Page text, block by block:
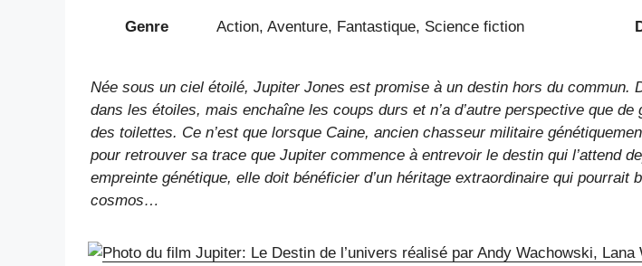
Genre Action, Aventure, Fantastique, Science fiction
Née sous un ciel étoilé, Jupiter Jones est promise à un destin hors du commun.
dans les étoiles, mais enchaîne les coups durs et n’a d’autre perspective que
des toilettes. Ce n’est que lorsque Caine, ancien chasseur militaire
pour retrouver sa trace que Jupiter commence à entrevoir le destin qui l’attend
empreinte génétique, elle doit bénéficier d’un héritage extraordinaire qui pourrait
cosmos…